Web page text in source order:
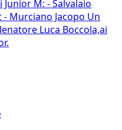
M: - Salvalaio
Murciano Jacopo Un
Luca Boccola,ai